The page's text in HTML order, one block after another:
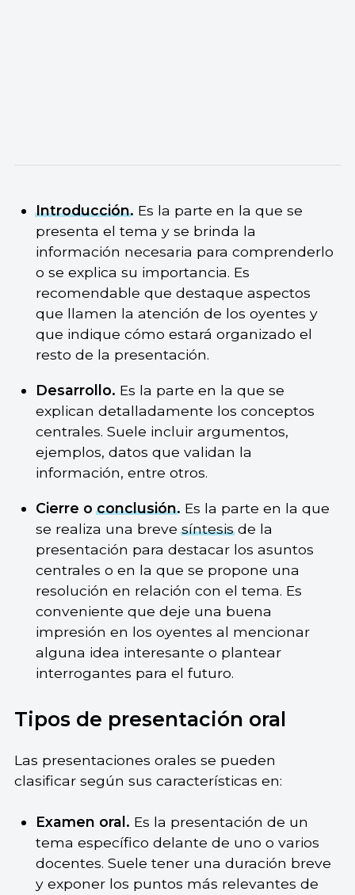
Introducción. Es la parte en la que se
presenta el tema y se brinda la
información necesaria para comprenderlo
o se explica su importancia. Es
recomendable que destaque aspectos
que llamen la atención de los oyentes y
que indique cómo estará organizado el
resto de la presentación.
Desarrollo. Es la parte en la que se
explican detalladamente los conceptos
centrales. Suele incluir argumentos,
ejemplos, datos que validan la
información, entre otros.
Cierre oconclusión. Es la parte en la que
se realiza una brevesíntesisde la
presentación para destacar los asuntos
centrales o en la que se propone una
resolución en relación con el tema. Es
conveniente que deje una buena
impresión en los oyentes al mencionar
alguna idea interesante o plantear
interrogantes para el futuro.
Tipos de presentación oral
Las presentaciones orales se pueden
clasificar según sus características en:
Examen oral. Es la presentación de un
tema específico delante de uno o varios
docentes. Suele tener una duración breve
y exponer los puntos más relevantes de